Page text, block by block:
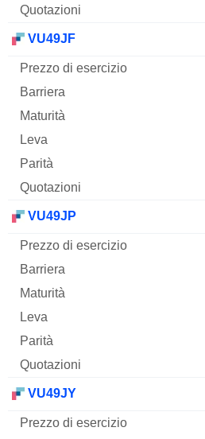
VU49JF
VU49JP
VU49JY